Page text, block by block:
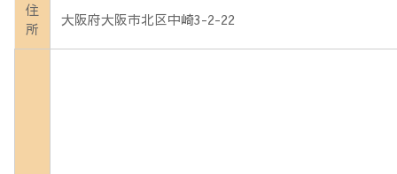
住
所
大阪府大阪市北区中崎3-2-22